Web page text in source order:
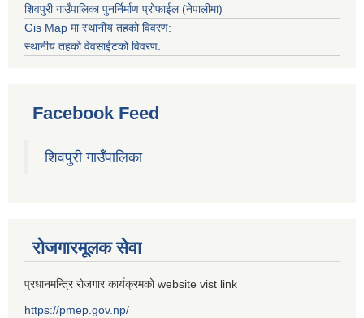
शिवपुरी गाउँपालिका पुनर्निर्माण प्रोफाईल (नेपालीमा)
Gis Map मा स्थानीय तहको विवरण:
स्थानीय तहको वेवसाईटको विवरण:
Facebook Feed
शिवपुरी गाउँपालिका
रोजगारमूलक सेवा
प्रधानमन्त्रि रोजगार कार्यक्रमको website vist link
https://pmep.gov.np/